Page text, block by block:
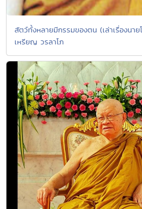
สัตว์ทั้งหลายมีกรรมของตน (เล่าเรื่องนา
เหรียญ วรลาโภ